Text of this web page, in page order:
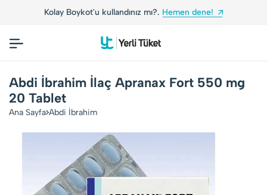
Kolay Boykot'u kullandınız mı?. Hemen dene!
Abdi İbrahim İlaç Apranax Fort 550 mg
20 Tablet
Ana Sayfa Abdi İbrahim